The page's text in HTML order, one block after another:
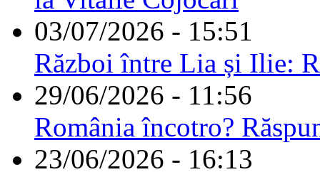
03/07/2026 - 15:51
Război între Lia și Ilie:
29/06/2026 - 11:56
România încotro?
23/06/2026 - 16:13